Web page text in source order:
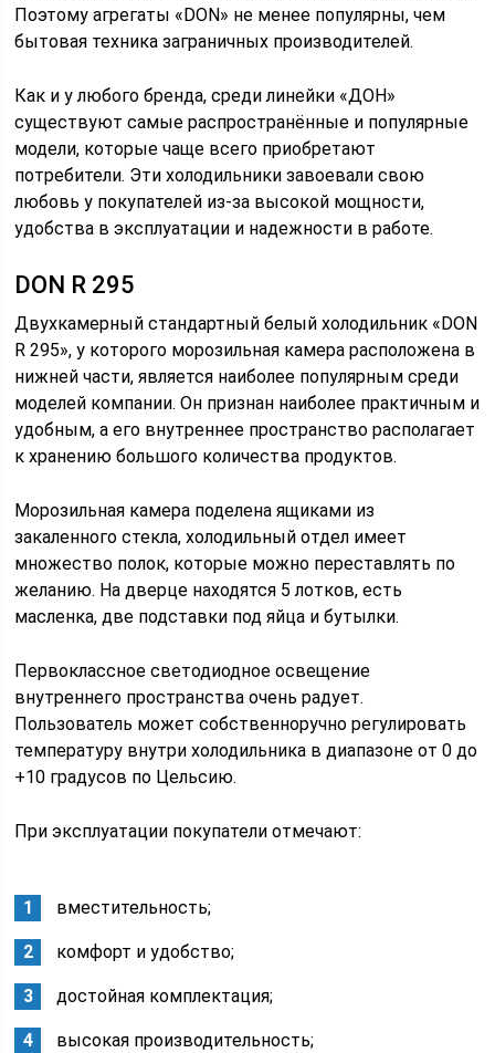
Поэтому агрегаты «DON» не менее популярны, чем
бытовая техника заграничных производителей.
Как и у любого бренда, среди линейки «ДОН»
существуют самые распространённые и популярные
модели, которые чаще всего приобретают
потребители. Эти холодильники завоевали свою
любовь у покупателей из-за высокой мощности,
удобства в эксплуатации и надежности в работе.
DON R 295
Двухкамерный стандартный белый холодильник «DON
R 295», у которого морозильная камера расположена в
нижней части, является наиболее популярным среди
моделей компании. Он признан наиболее практичным и
удобным, а его внутреннее пространство располагает
к хранению большого количества продуктов.
Морозильная камера поделена ящиками из
закаленного стекла, холодильный отдел имеет
множество полок, которые можно переставлять по
желанию. На дверце находятся 5 лотков, есть
масленка, две подставки под яйца и бутылки.
Первоклассное светодиодное освещение
внутреннего пространства очень радует.
Пользователь может собственноручно регулировать
температуру внутри холодильника в диапазоне от 0 до
+10 градусов по Цельсию.
При эксплуатации покупатели отмечают:
вместительность;
комфорт и удобство;
достойная комплектация;
высокая производительность;